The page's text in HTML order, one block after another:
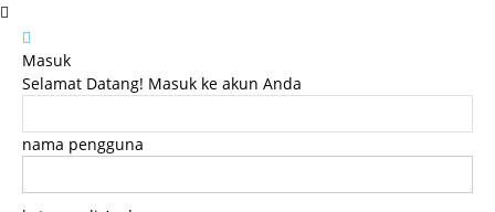
Masuk
Selamat Datang! Masuk ke akun Anda
nama pengguna